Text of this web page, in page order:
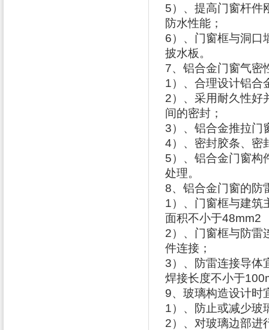
5）、提高门窗杆件
防水性能；
6）、门窗框与洞口
披水板。
7、铝合金门窗气密
1）、合理设计铝合
2）、采用耐久性好
间的密封；
3）、铝合金推拉门
4）、密封胶条、密
5）、铝合金门窗构
处理。
8、铝合金门窗的防
1）、门窗框与建筑
面积不小于48mm2
2）、门窗框与防雷
件连接；
3）、防雷连接导体
焊接长度不小于
9、玻璃构造设计时
1）、防止或减少玻
2）、对玻璃边部进